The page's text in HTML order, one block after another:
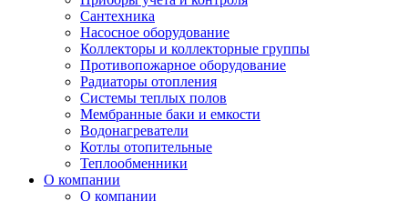
Сантехника
Насосное оборудование
Коллекторы и коллекторные группы
Противопожарное оборудование
Радиаторы отопления
Системы теплых полов
Мембранные баки и емкости
Водонагреватели
Котлы отопительные
Теплообменники
О компании
О компании